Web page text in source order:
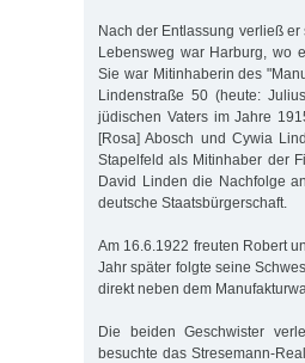
Nach der Entlassung verließ
Lebensweg war Harburg, wo
Sie war Mitinhaberin des
Linden­straße 50 (heute:
jüdischen Vaters im Jahre
[Rosa] Abosch und Cywia
Stapelfeld als Mitinhaber der
David Linden die Nachfolge
deutsche Staatsbürgerschaft.
Am 16.6.1922 freuten Robert
Jahr später folgte seine
direkt neben dem
Die beiden Geschwister
besuchte das Stresemann-